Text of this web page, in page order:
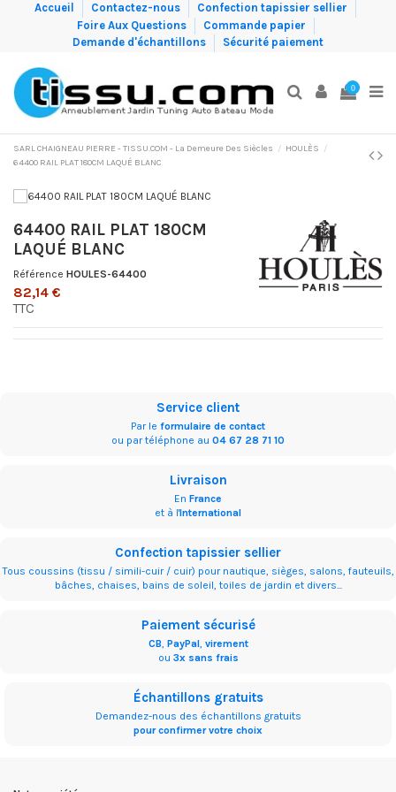
Accueil Contactez-nous
Confection tapissier sellier
Foire Aux Questions
Commande papier
Demande d'échantillons
Sécurité paiement
0
SARL CHAIGNEAU PIERRE - TISSU.COM - La Demeure Des Siècles
HOULÈS
64400 RAIL PLAT 180CM LAQUÉ BLANC
64400 RAIL PLAT 180CM
LAQUÉ BLANC
Référence HOULES-64400
82,14 €
TTC
Service client
Par le formulaire de contact
ou par téléphone au 04 67 28 71 10
Livraison
En France
et à l'International
Confection tapissier sellier
Tous coussins (tissu / simili-cuir / cuir) pour nautique, sièges, salons, fauteuils,
bâches, chaises, bains de soleil, toiles de jardin et divers...
Paiement sécurisé
CB, PayPal, virement
ou 3x sans frais
Échantillons gratuits
Demandez-nous des échantillons gratuits
pour confirmer votre choix